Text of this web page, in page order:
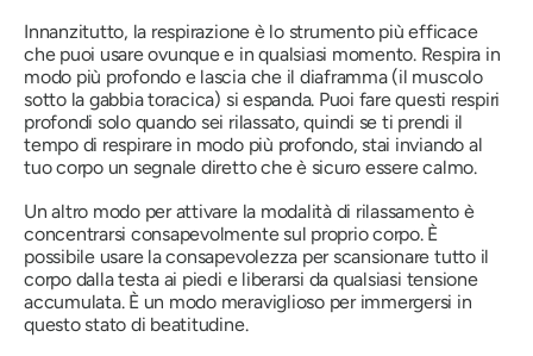
Innanzitutto, la respirazione è lo strumento più efficace
che puoi usare ovunque e in qualsiasi momento. Respira in
modo più profondo e lascia che il diaframma (il muscolo
sotto la gabbia toracica) si espanda. Puoi fare questi respiri
profondi solo quando sei rilassato, quindi se ti prendi il
tempo di respirare in modo più profondo, stai inviando al
tuo corpo un segnale diretto che è sicuro essere calmo.
Un altro modo per attivare la modalità di rilassamento è
concentrarsi consapevolmente sul proprio corpo. È
possibile usare la consapevolezza per scansionare tutto il
corpo dalla testa ai piedi e liberarsi da qualsiasi tensione
accumulata. È un modo meraviglioso per immergersi in
questo stato di beatitudine.